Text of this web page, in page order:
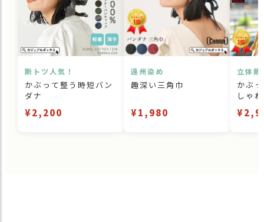
断トツ人気！
かぶって整う時短バン
ダナ
¥2,200
遠州染め
趣深い三角巾
¥1,980
立体
かぶ
しゃ